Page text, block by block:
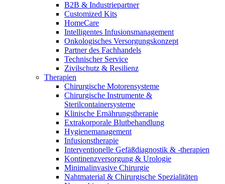
Zahnmedizin
Robotische Chirurgie
Therapien
B. Braun HomeCare
Wir koordinieren Ihre medizinische Versorgung, wenn Sie aus
dem Krankenhaus entlassen werden.
B2B & Industriepartner
Customized Kits
HomeCare
Intelligentes Infusionsmanagement
Onkologisches Versorgungskonzept
Partner des Fachhandels
Technischer Service
Zivilschutz & Resilienz
Therapien
Chirurgische Motorensysteme
Chirurgische Instrumente &
Sterilcontainersysteme
Klinische Ernährungstherapie
Extrakorporale Blutbehandlung
Hygienemanagement
Infusionstherapie
Interventionelle Gefäßdiagnostik & -therapien
Kontinenzversorgung & Urologie
Minimalinvasive Chirurgie
Nahtmaterial & Chirurgische Spezialitäten